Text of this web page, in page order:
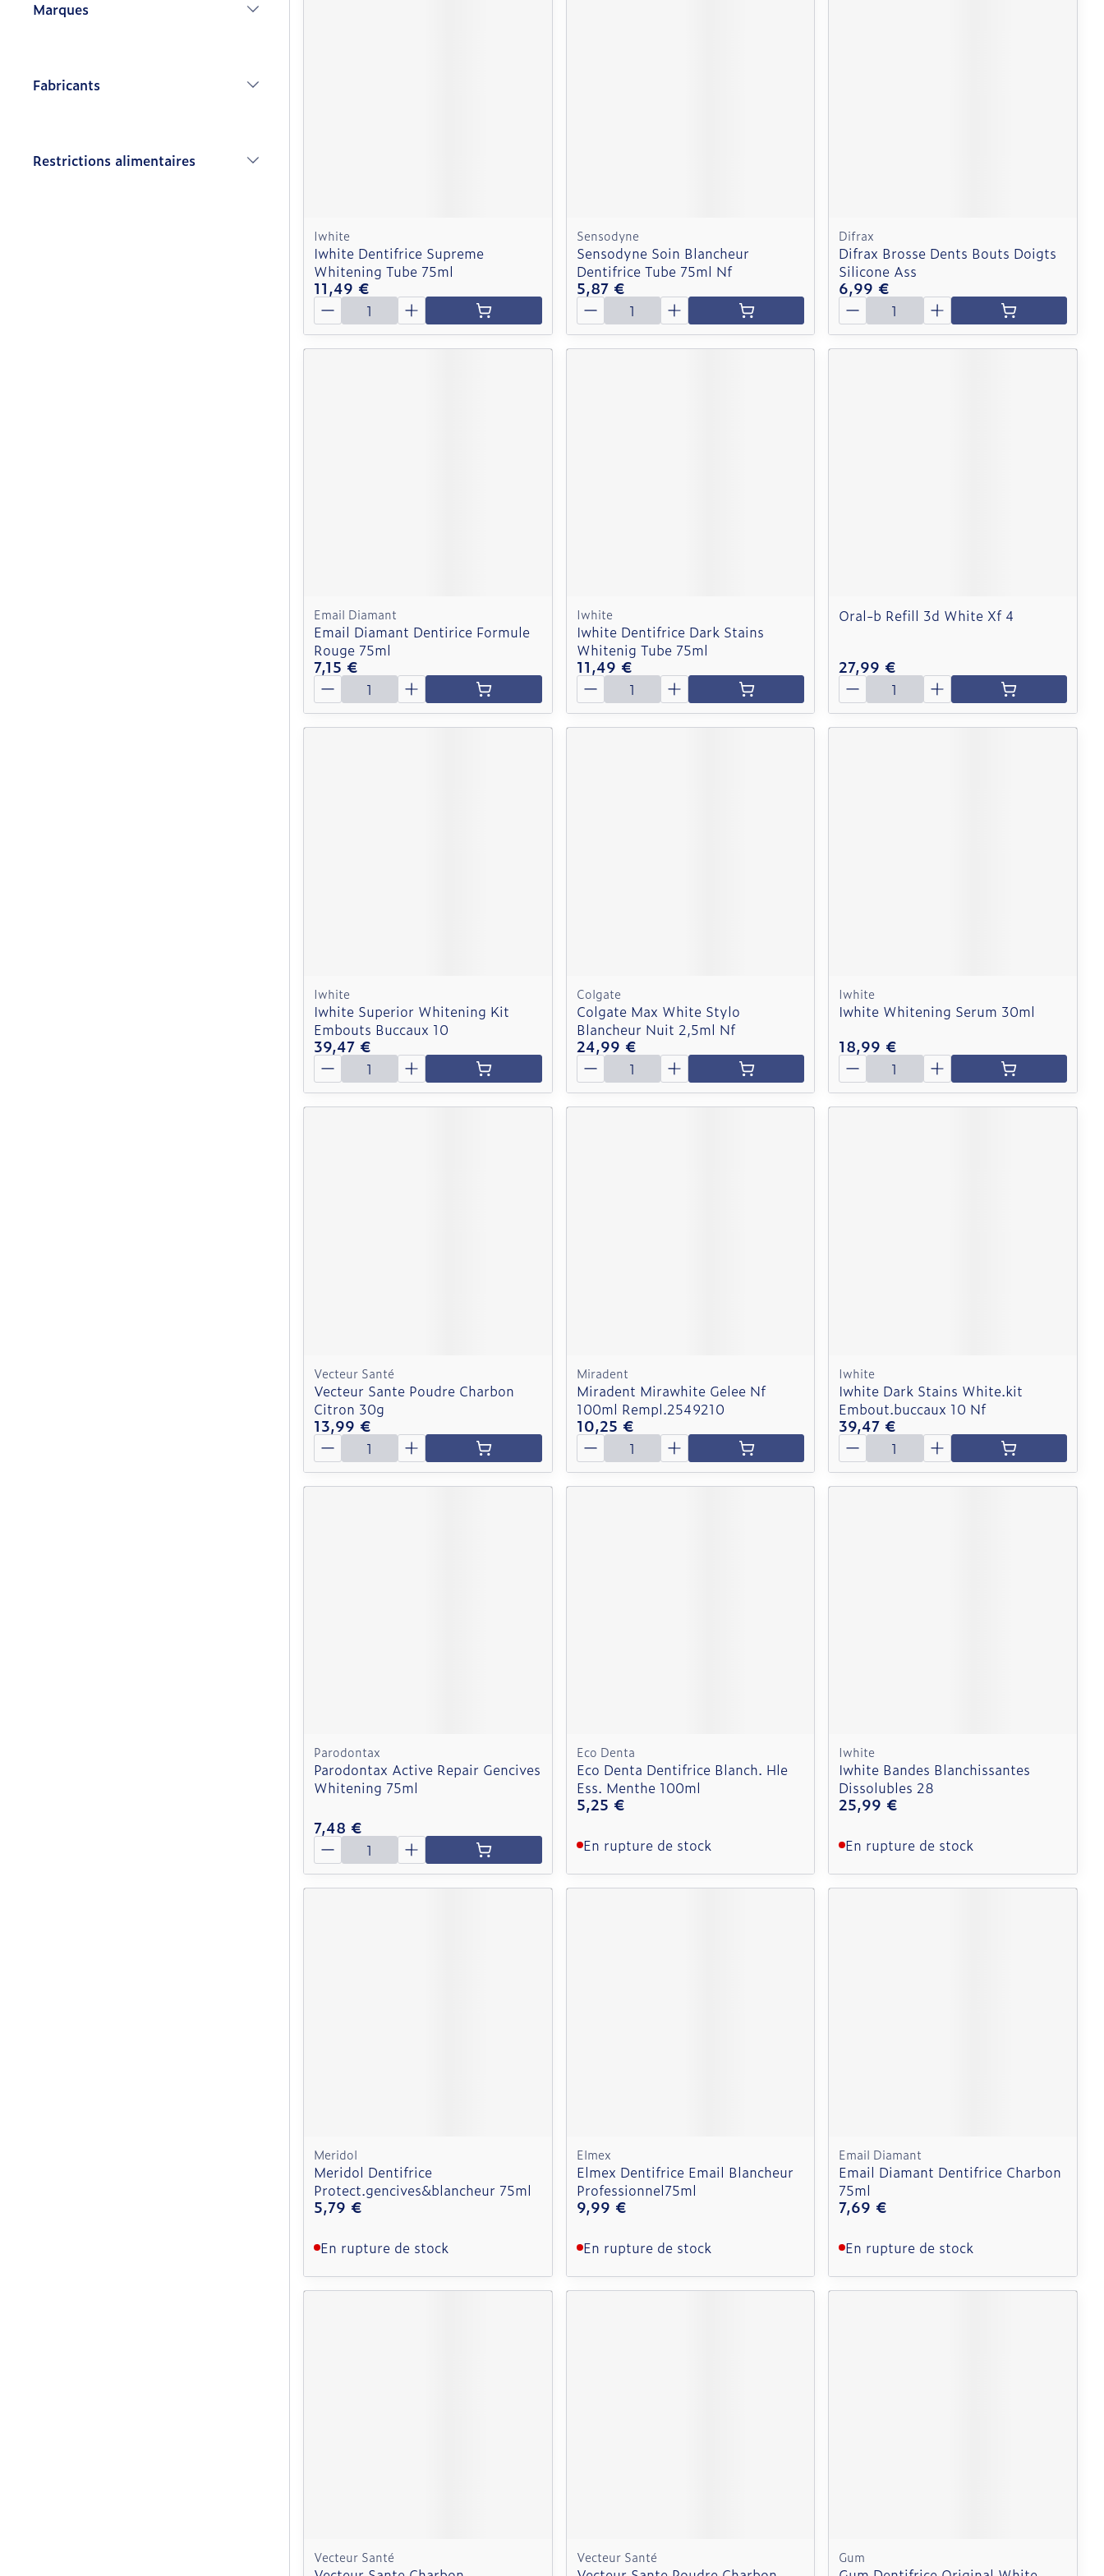
Marques
Fabricants
Restrictions alimentaires
Iwhite
Iwhite Dentifrice Supreme
Whitening Tube 75ml
11,49 €
Quantité
Sensodyne
Sensodyne Soin Blancheur
Dentifrice Tube 75ml Nf
5,87 €
Quantité
Difrax
Difrax Brosse Dents Bouts Doigts
Silicone Ass
6,99 €
Quantité
Email Diamant
Email Diamant Dentirice Formule
Rouge 75ml
7,15 €
Quantité
Iwhite
Iwhite Dentifrice Dark Stains
Whitenig Tube 75ml
11,49 €
Quantité
Oral-b Refill 3d White Xf 4
27,99 €
Quantité
Iwhite
Iwhite Superior Whitening Kit
Embouts Buccaux 10
39,47 €
Quantité
Colgate
Colgate Max White Stylo
Blancheur Nuit 2,5ml Nf
24,99 €
Quantité
Iwhite
Iwhite Whitening Serum 30ml
18,99 €
Quantité
Vecteur Santé
Vecteur Sante Poudre Charbon
Citron 30g
13,99 €
Quantité
Miradent
Miradent Mirawhite Gelee Nf
100ml Rempl.2549210
10,25 €
Quantité
Iwhite
Iwhite Dark Stains White.kit
Embout.buccaux 10 Nf
39,47 €
Quantité
Parodontax
Parodontax Active Repair Gencives
Whitening 75ml
7,48 €
Quantité
Eco Denta
Eco Denta Dentifrice Blanch. Hle
Ess. Menthe 100ml
5,25 €
En rupture de stock
Iwhite
Iwhite Bandes Blanchissantes
Dissolubles 28
25,99 €
En rupture de stock
Meridol
Meridol Dentifrice
Protect.gencives&blancheur 75ml
5,79 €
En rupture de stock
Elmex
Elmex Dentifrice Email Blancheur
Professionnel75ml
9,99 €
En rupture de stock
Email Diamant
Email Diamant Dentifrice Charbon
75ml
7,69 €
En rupture de stock
Vecteur Santé Vecteur Santé Gum